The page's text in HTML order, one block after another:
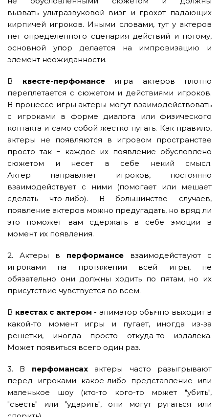
вызвать ультразвуковой визг и грохот падающих
кирпичей игроков. Иными словами, тут у актеров
нет определенного сценария действий и потому,
основной упор делается на импровизацию и
элемент неожиданности.
В квесте-перфомансеигра актеров плотно
переплетается с сюжетом и действиями игроков.
В процессе игры актеры могут взаимодействовать
с игроками в форме диалога или физического
контакта и само собой жестко пугать. Как правило,
актеры не появляются в игровом пространстве
просто так − каждое их появление обусловлено
сюжетом и несет в себе некий смысл.
Актер направляет игроков, постоянно
взаимодействует с ними (помогает или мешает
сделать что-либо). В большинстве случаев,
появление актеров можно предугадать, но вряд ли
это поможет вам сдержать в себе эмоции в
момент их появления.
2. Актеры в перформансе взаимодействуют с
игроками на протяжении всей игры, не
обязательно они должны ходить по пятам, но их
присутствие чувствуется во всем.
В квестах с актером - аниматор обычно выходит в
какой-то момент игры и пугает, иногда из-за
решетки, иногда просто откуда-то издалека.
Может появиться всего один раз.
3. В перфомансахактеры часто разыгрывают
перед игроками какое-либо представление или
маленькое шоу (кто-то кого-то может "убить",
"съесть" или "ударить", они могут ругаться или